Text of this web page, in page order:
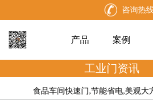
咨询热
产品 案例
工业门资讯
食品车间快速门,节能省电,美观大